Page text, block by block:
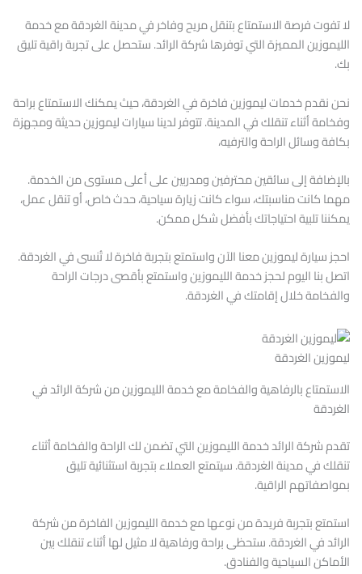
لا تفوت فرصة الاستمتاع بتنقل مريح وفاخر في مدينة الغردقة مع خدمة
الليموزين المميزة التي توفرها شركة الرائد. ستحصل على تجربة راقية تليق
بك.
نحن نقدم خدمات ليموزين فاخرة في الغردقة، حيث يمكنك الاستمتاع براحة
وفخامة أثناء تنقلك في المدينة. تتوفر لدينا سيارات ليموزين حديثة ومجهزة
بكافة وسائل الراحة والترفيه،
بالإضافة إلى سائقين محترفين ومدربين على أعلى مستوى من الخدمة.
مهما كانت مناسبتك، سواء كانت زيارة سياحية، حدث خاص، أو تنقل عمل،
يمكننا تلبية احتياجاتك بأفضل شكل ممكن.
احجز سيارة ليموزين معنا الآن واستمتع بتجربة فاخرة لا تُنسى في الغردقة.
اتصل بنا اليوم لحجز خدمة الليموزين واستمتع بأقصى درجات الراحة
والفخامة خلال إقامتك في الغردقة.
ليموزين الغردقة
الاستمتاع بالرفاهية والفخامة مع خدمة الليموزين من شركة الرائد في
الغردقة
تقدم شركة الرائد خدمة الليموزين التي تضمن لك الراحة والفخامة أثناء
تنقلك في مدينة الغردقة. سيتمتع العملاء بتجربة استثنائية تليق
بمواصفاتهم الراقية.
استمتع بتجربة فريدة من نوعها مع خدمة الليموزين الفاخرة من شركة
الرائد في الغردقة. ستحظى براحة ورفاهية لا مثيل لها أثناء تنقلك بين
الأماكن السياحية والفنادق.